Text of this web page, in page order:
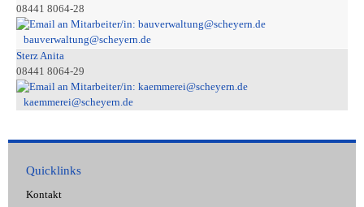
08441 8064-28
bauverwaltung@scheyern.de
Sterz Anita
08441 8064-29
kaemmerei@scheyern.de
Quicklinks
Kontakt